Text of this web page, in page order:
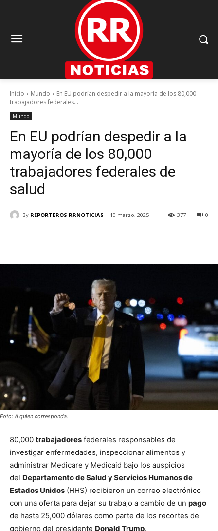
Inicio Mundo
En EU podrían despedir a la mayoría de los 80,000
trabajadores federales...
Mundo
En EU podrían despedir a la
mayoría de los 80,000
trabajadores federales de
salud
By REPORTEROS RRNOTICIAS 10 marzo, 2025 0
377
Foto: A quien corresponda.
80,000 trabajadores federales responsables de
investigar enfermedades, inspeccionar alimentos y
administrar Medicare y Medicaid bajo los auspicios
del Departamento de Salud y Servicios Humanos de
Estados Unidos (HHS) recibieron un correo electrónico
con una oferta para dejar su trabajo a cambio de un pago
de hasta 25,000 dólares como parte de los recortes del
gobierno del presidente Donald Trump.